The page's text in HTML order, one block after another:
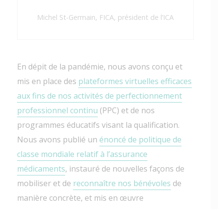
Michel St-Germain, FICA, président de l’ICA
En dépit de la pandémie, nous avons conçu et
mis en place des plateformes virtuelles efficaces
aux fins de nos activités de perfectionnement
professionnel continu (PPC) et de nos
programmes éducatifs visant la qualification.
Nous avons publié un énoncé de politique de
classe mondiale relatif à l’assurance
médicaments, instauré de nouvelles façons de
mobiliser et de reconnaître nos bénévoles de
manière concrète, et mis en œuvre